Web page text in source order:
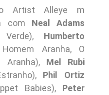
Artist Alleye m
com Neal Adams
Verde), Humberto
Aranha, O
Aranha), Mel Rubi
Phil Ortiz
Babies), Peter